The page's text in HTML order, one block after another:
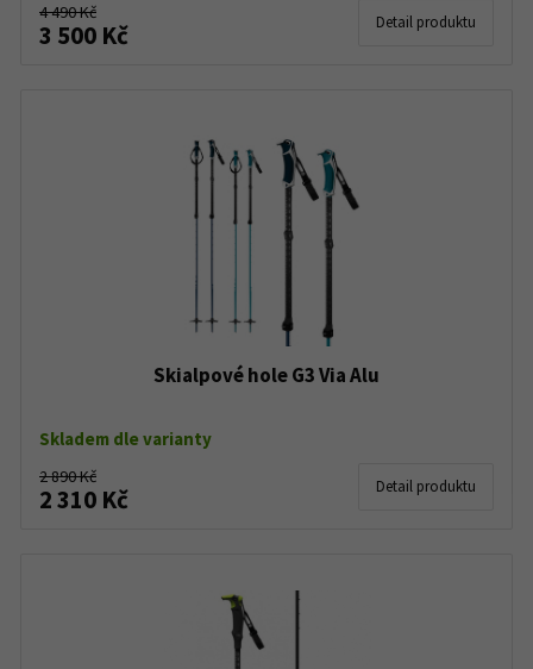
4 490 Kč
3 500 Kč Detail produktu
Skialpové hole G3 Via Alu
Skladem dle varianty
2 890 Kč
2 310 Kč Detail produktu